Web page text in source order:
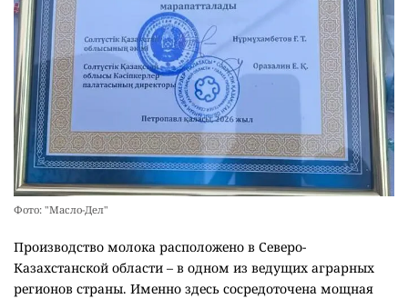
Фото: "Масло-Дел"
Производство молока расположено в Северо-
Казахстанской области – в одном из ведущих аграрных
регионов страны. Именно здесь сосредоточена мощная